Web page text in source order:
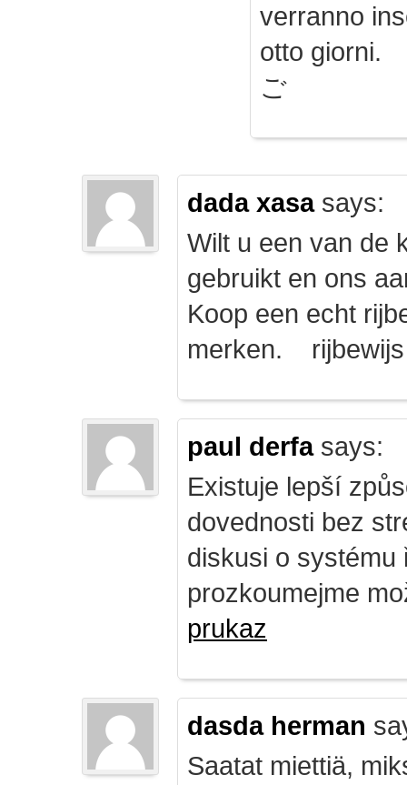
verranno
otto giorni.
ご
dada xasasays:
Wilt u een van de
gebruikt en ons
Koop een echt
merken.
paul derfasays:
Existuje lepší
dovednosti bez
diskusi o
prozkoumejme
prukaz
dasda herman
Saatat miettiä,